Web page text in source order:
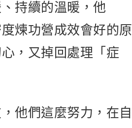
持續的溫暖，他
煉功營成效會好的原
，又掉回處理「症
他們這麼努力，在自